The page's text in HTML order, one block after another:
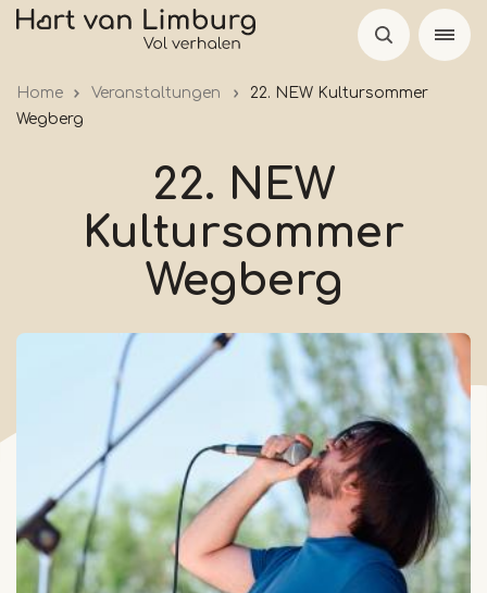
Skip
Home Veranstaltungen
22. NEW Kultursommer
Wegberg
22. NEW
Kultursommer
Wegberg